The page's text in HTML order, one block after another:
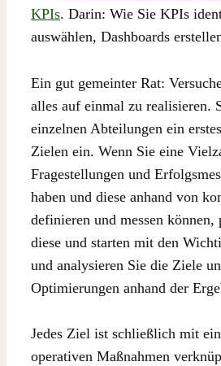
KPIs. Darin: Wie Sie KPIs
auswählen, Dashboards
Ein gut gemeinter Rat:
alles auf einmal zu realisieren.
einzelnen Abteilungen ein
Zielen ein. Wenn Sie eine
Fragestellungen und
haben und diese anhand von
definieren und messen
diese und starten mit den
und analysieren Sie die Ziele
Optimierungen anhand der
Jedes Ziel ist schließlich mit
operativen Maßnahmen